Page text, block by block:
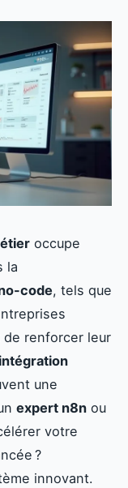
occupe
la
code, tels que
renforcer leur
intégration
une
expert n8n ou
votre
?
innovant.